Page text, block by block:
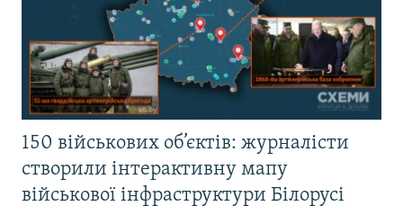
150 військових об’єктів: журналісти
створили інтерактивну мапу
військової інфраструктури Білорусі